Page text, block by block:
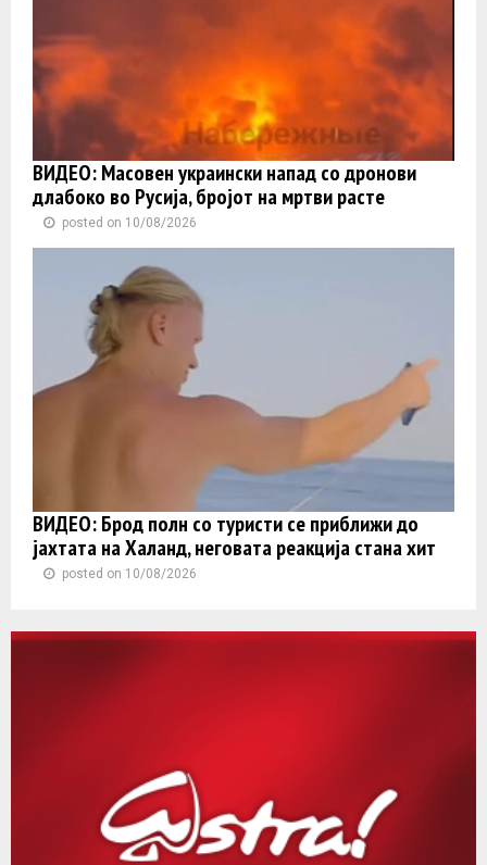
ВИДЕО: Масовен украински напад со дронови
длабоко во Русија, бројот на мртви расте
posted on 10/08/2026
ВИДЕО: Брод полн со туристи се приближи до
јахтата на Халанд, неговата реакција стана хит
posted on 10/08/2026